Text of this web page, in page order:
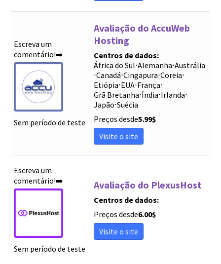
Escreva um
comentário!➡️
Sem período de teste
Avaliação do AccuWeb
Hosting
Centros de dados:
África do Sul⋅Alemanha⋅Austrália
⋅Canadá⋅Cingapura⋅Coreia⋅
Etiópia⋅EUA⋅França⋅
Grã Bretanha⋅Índia⋅Irlanda⋅
Japão⋅Suécia
Preços desde5.99$
Visite o site
Escreva um
comentário!➡️
Sem período de teste
Avaliação do PlexusHost
Centros de dados:
Preços desde6.00$
Visite o site